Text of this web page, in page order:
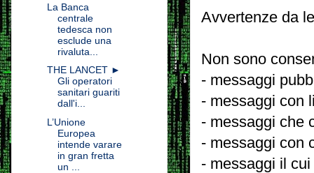
Avvertenze da
Non sono
- messaggi
- messaggi con
- messaggi che
- messaggi con
- messaggi il
La Banca
centrale
tedesca non
esclude una
rivaluta...
THE LANCET ►
Gli operatori
sanitari guariti
dall'i...
L’Unione
Europea
intende varare
in gran fretta
un ...